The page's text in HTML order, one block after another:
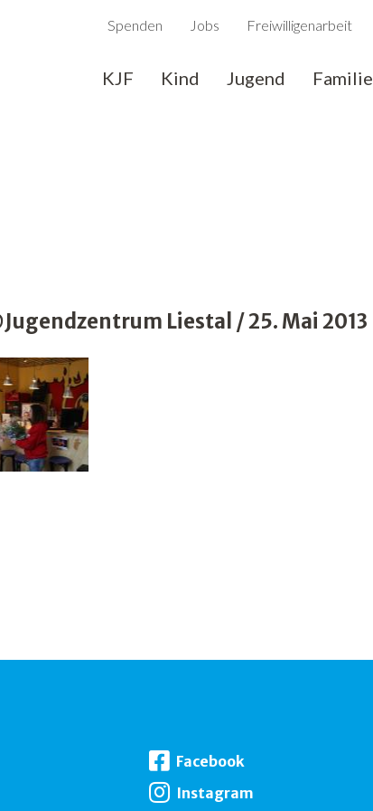
Spenden Jobs Freiwilligenarbeit
KJF Kind Jugend Familie
Liestal / 25. Mai 2013
Facebook
Instagram